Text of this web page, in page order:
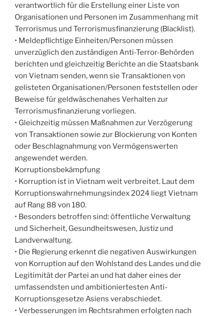
verantwortlich für die Erstellung einer Liste von
Organisationen und Personen im Zusammenhang mit
Terrorismus und Terrorismusfinanzierung (Blacklist).
• Meldepflichtige Einheiten/Personen müssen
unverzüglich den zuständigen Anti-Terror-Behörden
berichten und gleichzeitig Berichte an die Staatsbank
von Vietnam senden, wenn sie Transaktionen von
gelisteten Organisationen/Personen feststellen oder
Beweise für geldwäschenahes Verhalten zur
Terrorismusfinanzierung vorliegen.
• Gleichzeitig müssen Maßnahmen zur Verzögerung
von Transaktionen sowie zur Blockierung von Konten
oder Beschlagnahmung von Vermögenswerten
angewendet werden.
Korruptionsbekämpfung
• Korruption ist in Vietnam weit verbreitet. Laut dem
Korruptionswahrnehmungsindex 2024 liegt Vietnam
auf Rang 88 von 180.
• Besonders betroffen sind: öffentliche Verwaltung
und Sicherheit, Gesundheitswesen, Justiz und
Landverwaltung.
• Die Regierung erkennt die negativen Auswirkungen
von Korruption auf den Wohlstand des Landes und die
Legitimität der Partei an und hat daher eines der
umfassendsten und ambitioniertesten Anti-
Korruptionsgesetze Asiens verabschiedet.
• Verbesserungen im Rechtsrahmen erfolgten nach